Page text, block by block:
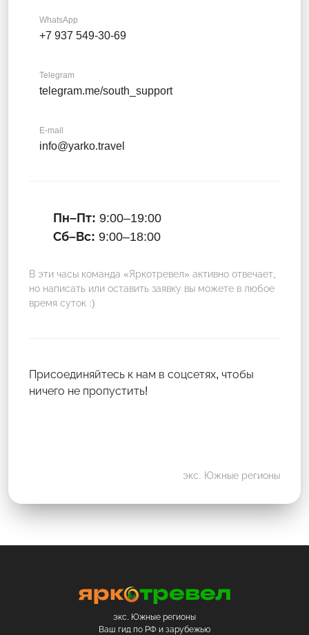
WhatsApp
+7 937 549-30-69
Telegram
telegram.me/south_support
E-mail
info@yarko.travel
Пн–Пт: 9:00–19:00
Сб–Вс: 9:00–18:00
В эти часы команда «Яркотревел» активно отвечает,
но написать или оставить заявку вы можете в любое
время суток :)
Присоединяйтесь к нам в соцсетях, чтобы
ничего не пропустить!
экс. Южные регионы
экс. Южные регионы
Ваш гид по РФ и зарубежью